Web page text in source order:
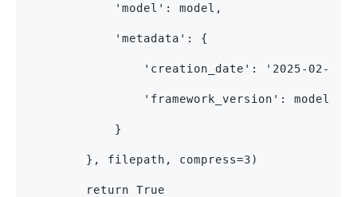
            'model': model,
            'metadata': {
'creation_date': '2025-02-
'framework_version':
            }
        }, filepath, compress=3)
        return True